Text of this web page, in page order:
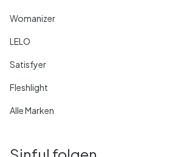
Womanizer
LELO
Satisfyer
Fleshlight
Alle Marken